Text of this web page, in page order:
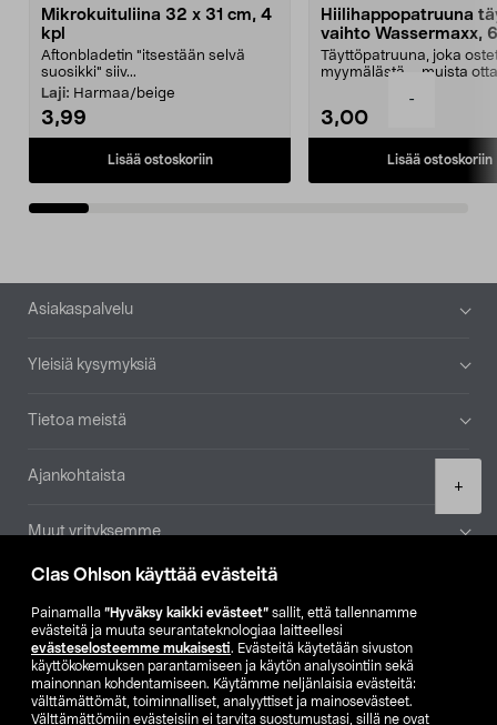
Clas Ohlson käyttää evästeitä
Painamalla ”Hyväksy kaikki evästeet” sallit, että tallennamme
evästeitä ja muuta seurantateknologiaa laitteellesi
evästeselosteemme mukaisesti. Evästeitä käytetään sivuston
käyttökokemuksen parantamiseen ja käytön analysointiin sekä
mainonnan kohdentamiseen. Käytämme neljänlaisia evästeitä:
välttämättömät, toiminnalliset, analyyttiset ja mainosevästeet.
Välttämättömiin evästeisiin ei tarvita suostumustasi, sillä ne ovat
-
+
Mikrokuituliina 32 x 31 cm, 4
kpl
Aftonbladetin "itsestään selvä
suosikki" siiv...
Laji: Harmaa/beige
3,99
Lisää ostoskoriin
Hiilihappopatruuna
vaihto Wassermaxx,
Täyttöpatruuna, joka
myymälästä – muista
3,00
Lisää ostoskoriin
Alatunniste
Asiakaspalvelu
Yleisiä kysymyksiä
Tietoa meistä
Ajankohtaista
Muut yrityksemme
Etsi myymälä
SE NO FI
FI SV